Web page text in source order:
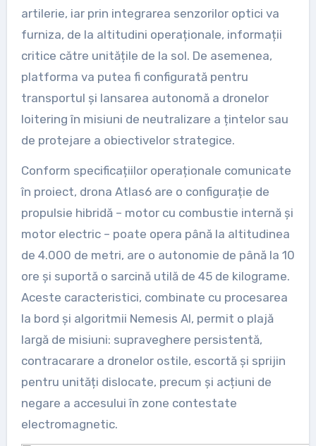
artilerie, iar prin integrarea senzorilor optici va
furniza, de la altitudini operaționale, informații
critice către unitățile de la sol. De asemenea,
platforma va putea fi configurată pentru
transportul și lansarea autonomă a dronelor
loitering în misiuni de neutralizare a țintelor sau
de protejare a obiectivelor strategice.
Conform specificațiilor operaționale comunicate
în proiect, drona Atlas6 are o configurație de
propulsie hibridă – motor cu combustie internă și
motor electric – poate opera până la altitudinea
de 4.000 de metri, are o autonomie de până la 10
ore și suportă o sarcină utilă de 45 de kilograme.
Aceste caracteristici, combinate cu procesarea
la bord și algoritmii Nemesis AI, permit o plajă
largă de misiuni: supraveghere persistentă,
contracarare a dronelor ostile, escortă și sprijin
pentru unități dislocate, precum și acțiuni de
negare a accesului în zone contestate
electromagnetic.